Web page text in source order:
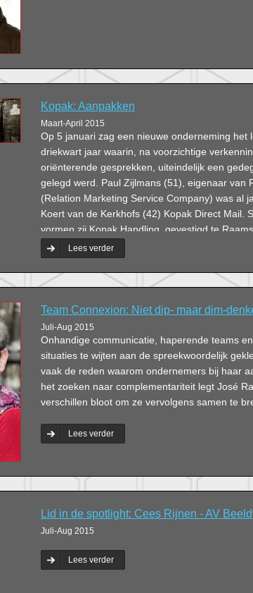
Kopak: Aanpakken
Maart-April 2015
Op 5 januari zag een nieuwe onderneming het
driekwart jaar waarin, na voorzichtige
oriënterende gesprekken, uiteindelijk een
gelegd werd. Paul Zijlmans (51), eigenaar van
(Relation Marketing Service Company) was al
Koert van de Kerkhofs (42) Kopak Direct Mail.
vormen zij Kopak Handling, gevestigd te
Lees verder
Team Connexion: Niet dip- maar dim-
Juli-Aug 2015
Onhandige communicatie, haperende teams
situaties te wijten aan de spreekwoordelijk
vaak de reden waarom ondernemers bij haar
het zoeken naar complementariteit legt José
verschillen bloot om ze vervolgens samen te
Lees verder
Lid in de spotlight: Cees Rijnen - AV
Juli-Aug 2015
Lees verder